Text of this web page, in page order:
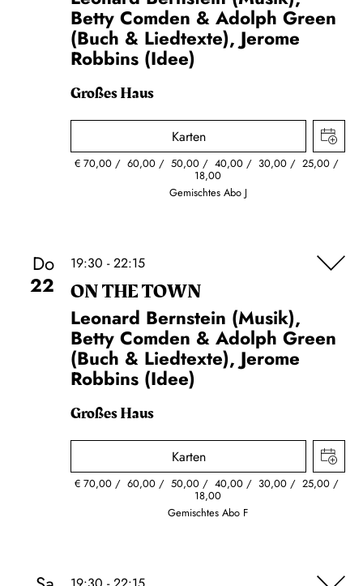
Betty Comden & Adolph Green
(Buch & Liedtexte), Jerome
Robbins (Idee)
Großes Haus
Karten
€ 70,00 60,00 50,00 40,00 30,00 25,00
18,00
Gemischtes Abo J
Do
22
19:30 - 22:15
ON THE TOWN
Leonard Bernstein (Musik),
Betty Comden & Adolph Green
(Buch & Liedtexte), Jerome
Robbins (Idee)
Großes Haus
Karten
€ 70,00 60,00 50,00 40,00 30,00 25,00
18,00
Gemischtes Abo F